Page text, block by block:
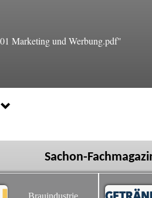
Marketing und Werbung.pdf"
Sachon-
Brauindustrie